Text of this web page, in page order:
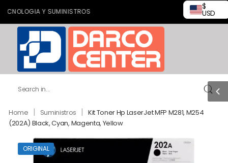
Y SUMINISTROS
$
USD
Home | Suministros | Kit Toner Hp LaserJet MFP M281, M254
(202A) Black, Cyan, Magenta, Yellow
ORIGINAL